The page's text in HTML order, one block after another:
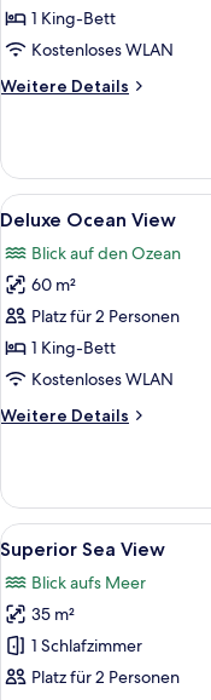
1 King-Bett
Kostenloses WLAN
Weitere Details
Weitere
Beachfront
Alle
Fotos
für
Deluxe
Ocean
View
anzeigen
7
Deluxe Ocean View
Blick auf den Ozean
60 m²
Platz für 2 Personen
1 King-Bett
Kostenloses WLAN
Weitere Details
Weitere
Ocean
View
Alle
Fotos
für
Superior
Sea
View
9
Superior Sea View
Blick aufs Meer
35 m²
1 Schlafzimmer
Platz für 2 Personen